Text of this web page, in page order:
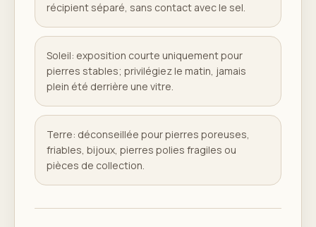
récipient séparé, sans contact avec le sel.
Soleil: exposition courte uniquement pour
pierres stables; privilégiez le matin, jamais
plein été derrière une vitre.
Terre: déconseillée pour pierres poreuses,
friables, bijoux, pierres polies fragiles ou
pièces de collection.